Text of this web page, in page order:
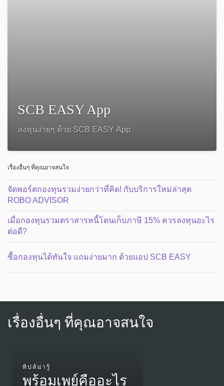
SCB EASY App
ลงทุนง่ายๆ ด้วย SCB EASY App
เรื่องอื่นๆ ที่คุณอาจสนใจ
จัดพอร์ตกองทุนรวมง่ายกว่าที่คิด! กับบริการใหม่ล่าสุด
ROBO ADVISOR
เมื่อกองทุนรวมตราสารหนี้โดนเก็บภาษี 15% ควรลงทุนอะไร
ต่อดี?
ซื้อกองทุนได้ทันใจ แถมง่ายมาก ด้วยแอป SCB EASY
เรื่องอื่นๆ ที่คุณอาจสนใจ
ทิปส์น่ารู้
พร้อมเพย์คืออะไร